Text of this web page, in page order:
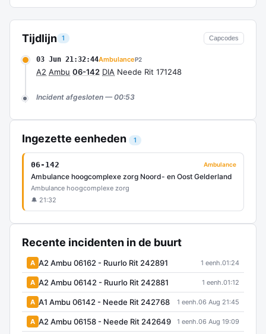
Tijdlijn 1 Capcodes
03 Jun 21:32:44AmbulanceP2
A2 Ambu 06-142 DIA Neede Rit 171248
Incident afgesloten — 00:53
Ingezette eenheden 1
06-142 Ambulance
Ambulance hoogcomplexe zorg Noord- en Oost Gelderland
Ambulance hoogcomplexe zorg
🔔 21:32
Recente incidenten in de buurt
A A2 Ambu 06162 - Ruurlo Rit 242891 1 eenh.01:24
A A2 Ambu 06142 - Ruurlo Rit 242881 1 eenh.01:12
A A1 Ambu 06142 - Neede Rit 242768 1 eenh.06 Aug 21:45
A A2 Ambu 06158 - Neede Rit 242649 1 eenh.06 Aug 19:09